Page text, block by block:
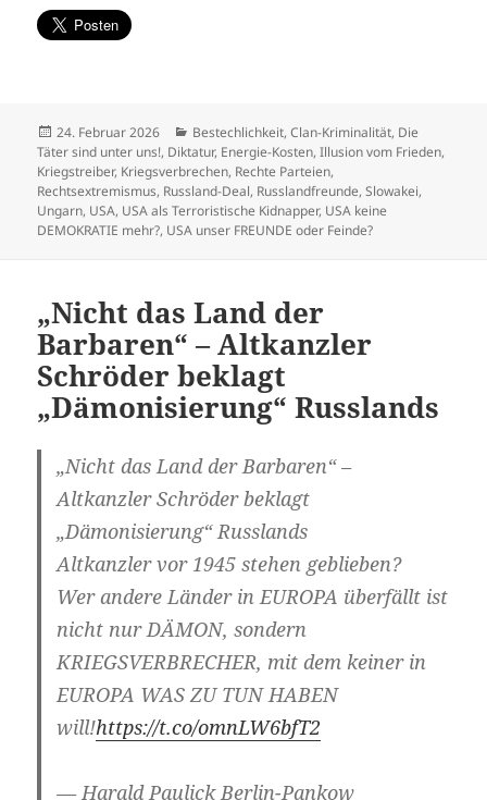
Veröffentlicht
am
24. Februar 2026 Kategorien
Bestechlichkeit,Clan-Kriminalität, Die
Täter sind unter uns!, Diktatur, Energie-Kosten,Illusion vom Frieden,
Kriegstreiber, Kriegsverbrechen, Rechte Parteien,
Rechtsextremismus, Russland-Deal, Russlandfreunde,Slowakei,
Ungarn, USA, USA als Terroristische Kidnapper, USA keine
DEMOKRATIE mehr?, USA unser FREUNDE oder Feinde?
„Nicht das Land der
Barbaren“ – Altkanzler
Schröder beklagt
„Dämonisierung“ Russlands
„Nicht das Land der Barbaren“ –
Altkanzler Schröder beklagt
„Dämonisierung“ Russlands
Altkanzler vor 1945 stehen geblieben?
Wer andere Länder in EUROPA überfällt ist
nicht nur DÄMON, sondern
KRIEGSVERBRECHER, mit dem keiner in
EUROPA WAS ZU TUN HABEN
will!https://t.co/omnLW6bfT2
— Harald Paulick Berlin-Pankow